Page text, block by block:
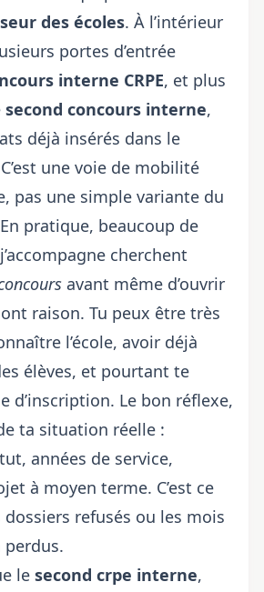
des écoles. À l’intérieur
portes d’entrée
interne CRPE, et plus
second concours interne,
déjà insérés dans le
une voie de mobilité
pas une simple variante du
pratique, beaucoup de
cherchent
avant même d’ouvrir
raison. Tu peux être très
l’école, avoir déjà
élèves, et pourtant te
d’inscription. Le bon réflexe,
ta situation réelle :
années de service,
à moyen terme. C’est ce
refusés ou les mois
le second crpe interne,